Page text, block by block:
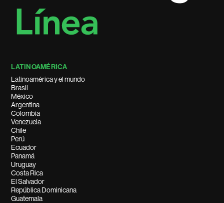
LATINOAMÉRICA
Latinoamérica y el mundo
Brasil
México
Argentina
Colombia
Venezuela
Chile
Perú
Ecuador
Panamá
Uruguay
Costa Rica
El Salvador
República Dominicana
Guatemala